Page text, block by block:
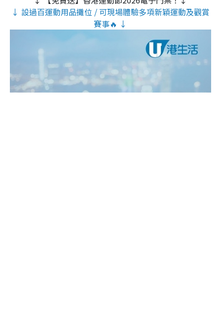
↓ 設過百運動用品攤位 / 可現場體驗多項新穎運動及觀賞
賽事🔥 ↓